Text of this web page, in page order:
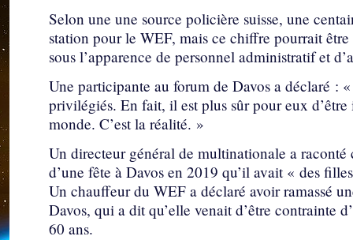
Selon une une source policière suisse, une
station pour le WEF, mais ce chiffre pourrait
sous l’apparence de personnel administratif et
Une participante au forum de Davos a déclaré :
privilégiés. En fait, il est plus sûr pour eux
monde. C’est la réalité. »
Un directeur général de multinationale a
d’une fête à Davos en 2019 qu’il avait « des
Un chauffeur du WEF a déclaré avoir ramassé
Davos, qui a dit qu’elle venait d’être contrainte
60 ans.